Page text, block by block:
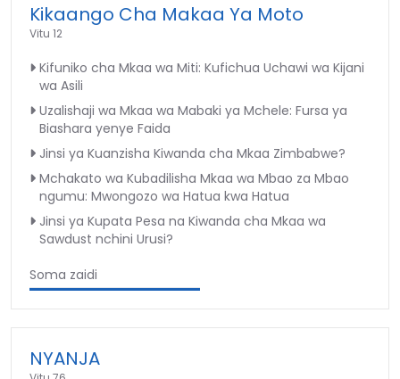
Kikaango Cha Makaa Ya Moto
Vitu 12
Kifuniko cha Mkaa wa Miti: Kufichua Uchawi wa Kijani
wa Asili
Uzalishaji wa Mkaa wa Mabaki ya Mchele: Fursa ya
Biashara yenye Faida
Jinsi ya Kuanzisha Kiwanda cha Mkaa Zimbabwe?
Mchakato wa Kubadilisha Mkaa wa Mbao za Mbao
ngumu: Mwongozo wa Hatua kwa Hatua
Jinsi ya Kupata Pesa na Kiwanda cha Mkaa wa
Sawdust nchini Urusi?
Soma zaidi
NYANJA